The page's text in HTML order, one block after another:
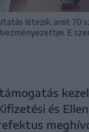
létezik, amit
E
és